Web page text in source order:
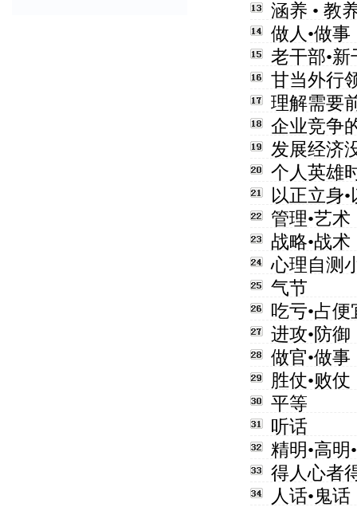
涵养 • 教
做人•做事
老干部•新
甘当外行
理解需要
企业竞争
发展经济
个人英雄
以正立身
管理•艺术
战略•战术
心理自测
气节
吃亏•占便
进攻•防御
做官•做事
胜仗•败仗
平等
听话
精明•高明
得人心者
人话•鬼话